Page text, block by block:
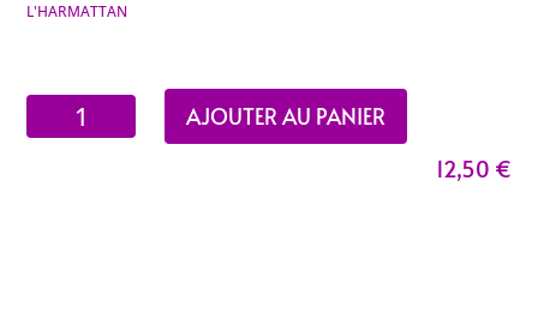
L'HARMATTAN
quantité
de
AJOUTER AU PANIER
12,50 €